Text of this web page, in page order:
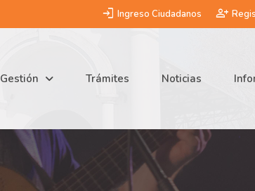
login Ingreso Ciudadanos person_add
Gestión Trámites Noticias